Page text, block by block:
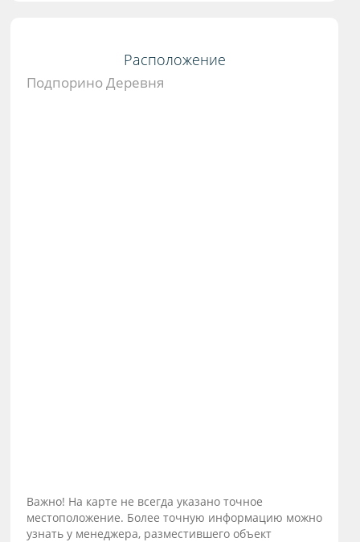
Расположение
Подпорино Деревня
Важно! На карте не всегда указано точное
местоположение. Более точную информацию можно
узнать у менеджера, разместившего объект